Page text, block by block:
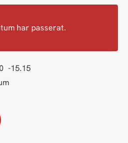
har passerat.
15.15